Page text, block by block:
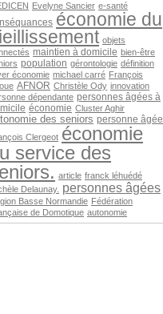
Evelyne Sancier e-santé
économie du
objets
maintien à domicile bien-être
population gérontologie définition
économie michael carré François
AFNOR Christèle Ody innovation
dépendante personnes âgées à
économie Cluster Aghir
des seniors personne âgée
Clergeot économie
service des
article franck léhuédé
Delaunay. personnes âgées
Basse Normandie Fédération
de Domotique autonomie